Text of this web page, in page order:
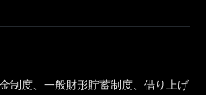
制度、一般財形貯蓄制度、借り上げ